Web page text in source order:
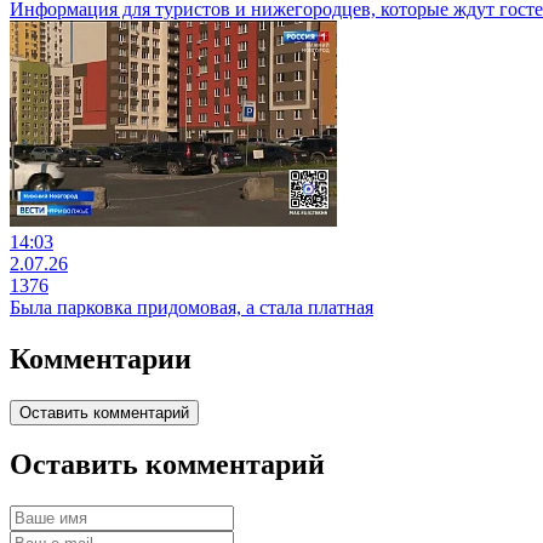
Информация для туристов и нижегородцев, которые ждут
14:03
2.07.26
1376
Была парковка придомовая, а стала платная
Комментарии
Оставить комментарий
Оставить комментарий